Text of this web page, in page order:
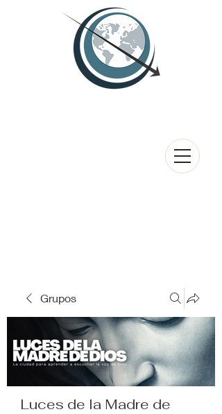
Grupos
Luces de la Madre de